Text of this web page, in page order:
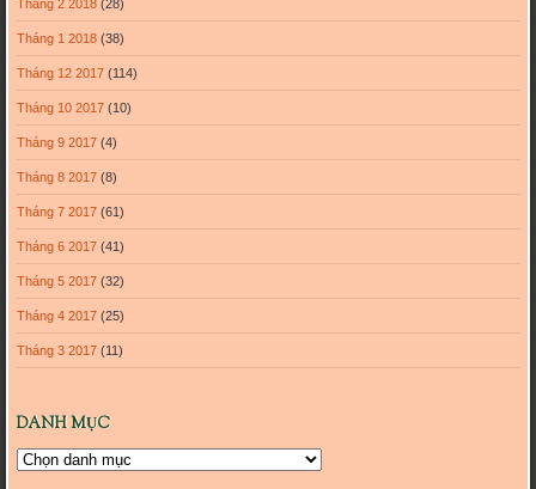
Tháng 2 2018(28)
Tháng 1 2018(38)
Tháng 12 2017(114)
Tháng 10 2017(10)
Tháng 9 2017(4)
Tháng 8 2017(8)
Tháng 7 2017(61)
Tháng 6 2017(41)
Tháng 5 2017(32)
Tháng 4 2017(25)
Tháng 3 2017(11)
DANH MỤC
Danh